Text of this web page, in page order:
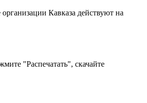
Кавказа действуют на
"Распечатать", скачайте